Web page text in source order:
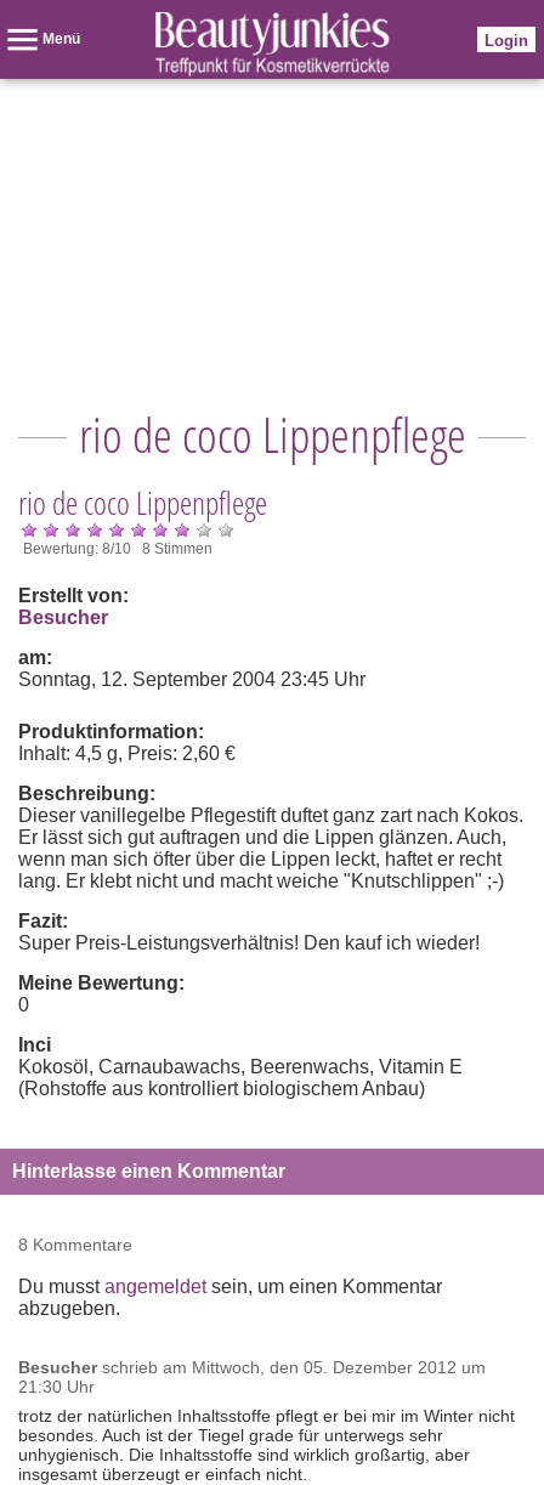
Menü Login
rio de coco Lippenpflege
rio de coco Lippenpflege
Bewertung: 8/10 8 Stimmen
Erstellt von:
Besucher
am:
Sonntag, 12. September 2004 23:45 Uhr
Produktinformation:
Inhalt: 4,5 g, Preis: 2,60 €
Beschreibung:
Dieser vanillegelbe Pflegestift duftet ganz zart nach Kokos.
Er lässt sich gut auftragen und die Lippen glänzen. Auch,
wenn man sich öfter über die Lippen leckt, haftet er recht
lang. Er klebt nicht und macht weiche "Knutschlippen" ;-)
Fazit:
Super Preis-Leistungsverhältnis! Den kauf ich wieder!
Meine Bewertung:
0
Inci
Kokosöl, Carnaubawachs, Beerenwachs, Vitamin E
(Rohstoffe aus kontrolliert biologischem Anbau)
Hinterlasse einen Kommentar
8 Kommentare
Du musstangemeldetsein, um einen Kommentar
abzugeben.
Besucher schrieb am Mittwoch, den 05. Dezember 2012 um
21:30 Uhr
trotz der natürlichen Inhaltsstoffe pflegt er bei mir im Winter nicht
besondes. Auch ist der Tiegel grade für unterwegs sehr
unhygienisch. Die Inhaltsstoffe sind wirklich großartig, aber
insgesamt überzeugt er einfach nicht.